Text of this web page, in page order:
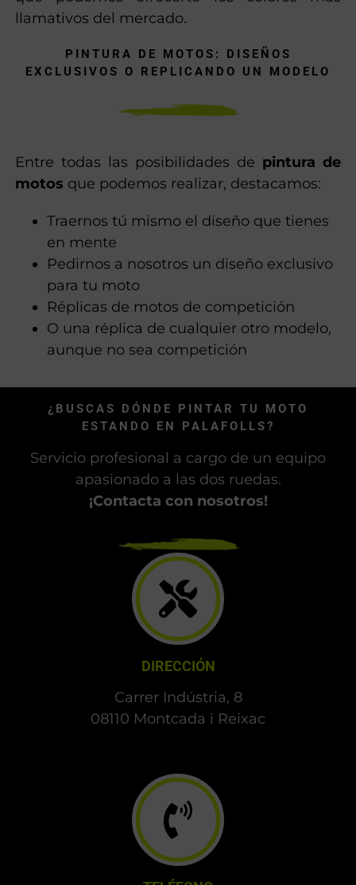
llamativos del mercado.
PINTURA DE MOTOS: DISEÑOS
EXCLUSIVOS O REPLICANDO UN MODELO
Entre todas las posibilidades de pintura de
motos que podemos realizar, destacamos:
Traernos tú mismo el diseño que tienes
en mente
Pedirnos a nosotros un diseño exclusivo
para tu moto
Réplicas de motos de competición
O una réplica de cualquier otro modelo,
aunque no sea competición
¿BUSCAS DÓNDE PINTAR TU MOTO
ESTANDO EN PALAFOLLS?
Servicio profesional a cargo de un equipo
apasionado a las dos ruedas.
¡Contacta con nosotros!
DIRECCIÓN
Carrer Indústria, 8
08110 Montcada i Reixac